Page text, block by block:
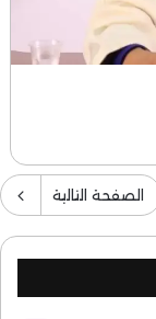
الصفحة التالية